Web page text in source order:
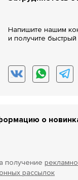
Напишите нашим
и получите быстрый
о
получение
рассылок